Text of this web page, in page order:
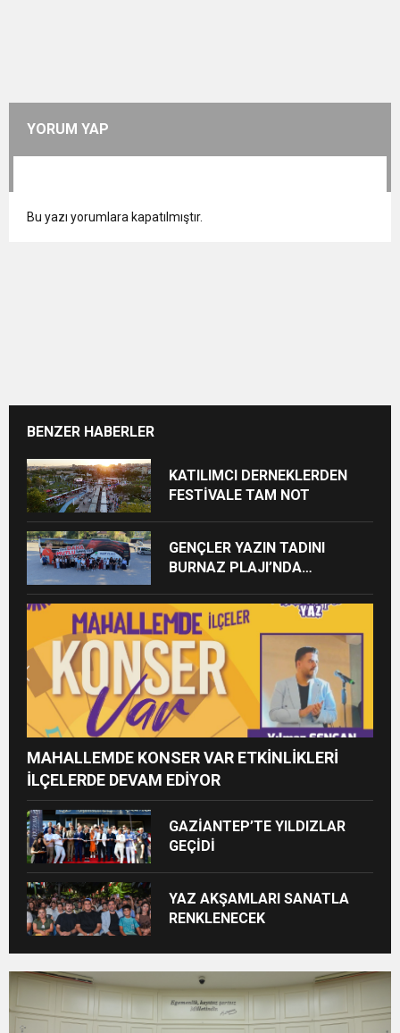
YORUM YAP
Bu yazı yorumlara kapatılmıştır.
BENZER HABERLER
KATILIMCI DERNEKLERDEN
FESTİVALE TAM NOT
GENÇLER YAZIN TADINI
BURNAZ PLAJI’NDA
MAHALLEMDE KONSER VAR ETKİNLİKLERİ
İLÇELERDE DEVAM EDİYOR
GAZİANTEP’TE YILDIZLAR
GEÇİDİ
YAZ AKŞAMLARI SANATLA
RENKLENECEK